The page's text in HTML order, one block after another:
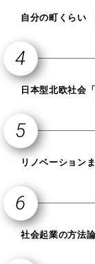
自分の町くらい
日本型北欧社会
リノベーション
社会起業の方法